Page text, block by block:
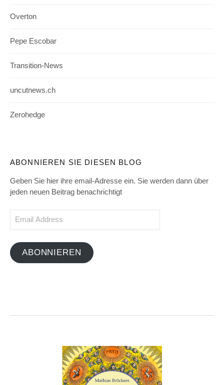
Overton
Pepe Escobar
Transition-News
uncutnews.ch
Zerohedge
ABONNIEREN SIE DIESEN BLOG
Geben Sie hier ihre email-Adresse ein. Sie werden dann über
jeden neuen Beitrag benachrichtigt
ABONNIEREN